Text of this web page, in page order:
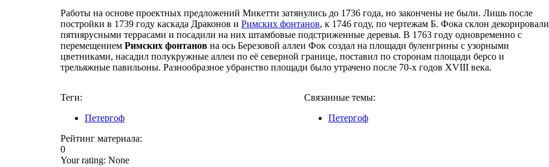
Работы на основе проектных предложений Микетти затянулись до 1736 года, но закончены не были. Лишь после
постройки в 1739 году каскада Драконов и Римских фонтанов, к 1746 году, по чертежам Б. Фока склон декорировали
пятиярусными террасами и посадили на них штамбовые подстриженные деревья. В 1763 году одновременно с
перемещением Римских фонтанов на ось Березовой аллеи Фок создал на площади буленгрины с узорными
цветниками, насадил полукружные аллеи по её северной границе, поставил по сторонам площади берсо и
трельяжные павильоны. Разнообразное убранство площади было утрачено после 70-х годов XVIII века.
Теги:
Петергоф
Связанные темы:
Петергоф
Рейтинг материала:
0
Your rating: None